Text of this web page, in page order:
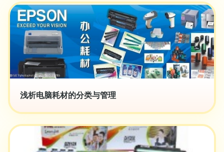
浅析电脑耗材的分类与管理